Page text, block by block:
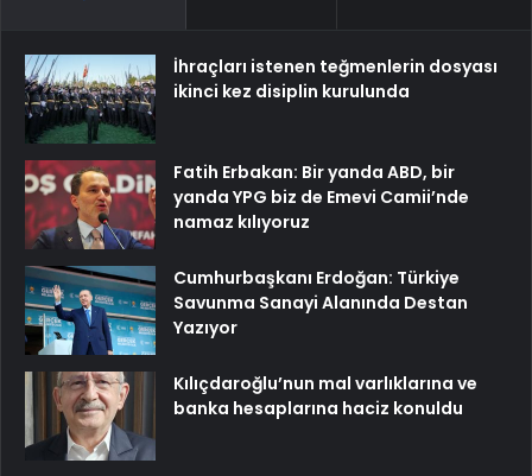
İhraçları istenen teğmenlerin dosyası
ikinci kez disiplin kurulunda
Fatih Erbakan: Bir yanda ABD, bir
yanda YPG biz de Emevi Camii’nde
namaz kılıyoruz
Cumhurbaşkanı Erdoğan: Türkiye
Savunma Sanayi Alanında Destan
Yazıyor
Kılıçdaroğlu’nun mal varlıklarına ve
banka hesaplarına haciz konuldu